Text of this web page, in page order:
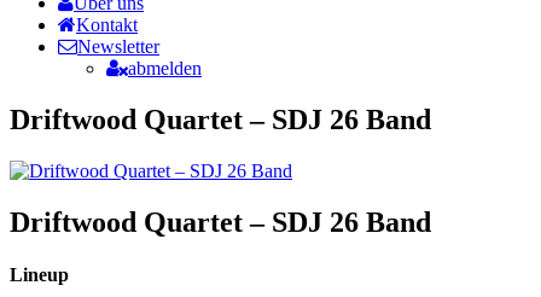
Kontakt
Newsletter
abmelden
Driftwood Quartet – SDJ 26 Band
Driftwood Quartet – SDJ 26 Band
Lineup